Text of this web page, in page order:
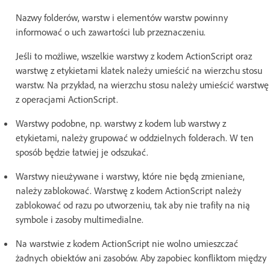
Nazwy folderów, warstw i elementów warstw powinny
informować o uch zawartości lub przeznaczeniu.
Jeśli to możliwe, wszelkie warstwy z kodem ActionScript oraz
warstwę z etykietami klatek należy umieścić na wierzchu stosu
warstw. Na przykład, na wierzchu stosu należy umieścić warstwę
z operacjami ActionScript.
Warstwy podobne, np. warstwy z kodem lub warstwy z
etykietami, należy grupować w oddzielnych folderach. W ten
sposób będzie łatwiej je odszukać.
Warstwy nieużywane i warstwy, które nie będą zmieniane,
należy zablokować. Warstwę z kodem ActionScript należy
zablokować od razu po utworzeniu, tak aby nie trafiły na nią
symbole i zasoby multimedialne.
Na warstwie z kodem ActionScript nie wolno umieszczać
żadnych obiektów ani zasobów. Aby zapobiec konfliktom między